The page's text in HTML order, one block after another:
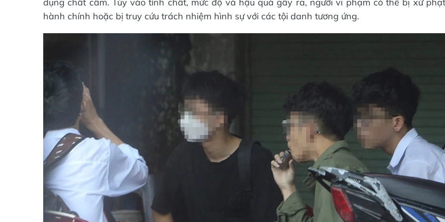
dụng chất cấm. Tùy vào tính chất, mức độ và hậu quả gây ra, người vi phạm có thể bị xử phạt
hành chính hoặc bị truy cứu trách nhiệm hình sự với các tội danh tương ứng.